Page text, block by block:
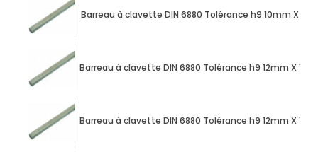
Barreau à clavette DIN 6880 Tolérance h9 10mm X
Barreau à clavette DIN 6880 Tolérance h9 12mm X
Barreau à clavette DIN 6880 Tolérance h9 12mm X